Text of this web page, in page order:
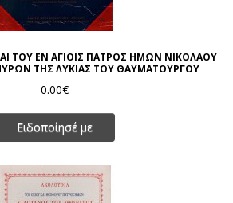
ΤΟΥ ΕΝ ΑΓΙΟΙΣ ΠΑΤΡΟΣ ΗΜΩΝ ΝΙΚΟΛΑΟΥ
ΤΗΣ ΛΥΚΙΑΣ ΤΟΥ ΘΑΥΜΑΤΟΥΡΓΟΥ
0.00€
Ειδοποίησέ με